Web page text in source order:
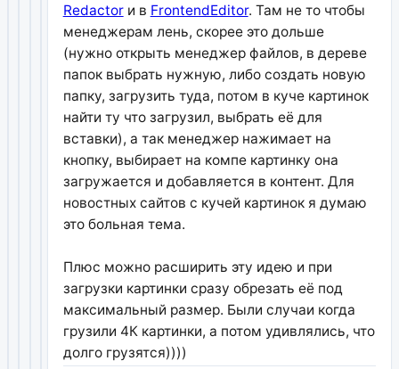
Redactorи в FrontendEditor. Там не то чтобы
менеджерам лень, скорее это дольше
(нужно открыть менеджер файлов, в дереве
папок выбрать нужную, либо создать новую
папку, загрузить туда, потом в куче картинок
найти ту что загрузил, выбрать её для
вставки), а так менеджер нажимает на
кнопку, выбирает на компе картинку она
загружается и добавляется в контент. Для
новостных сайтов с кучей картинок я думаю
это больная тема.
Плюс можно расширить эту идею и при
загрузки картинки сразу обрезать её под
максимальный размер. Были случаи когда
грузили 4К картинки, а потом удивлялись, что
долго грузятся))))